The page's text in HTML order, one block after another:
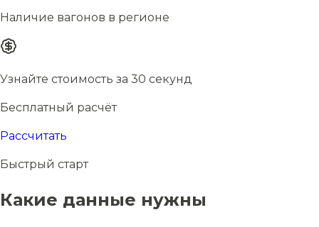
Наличие вагонов в регионе
Узнайте стоимость за 30 секунд
Бесплатный расчёт
Рассчитать
Быстрый старт
Какие данные нужны